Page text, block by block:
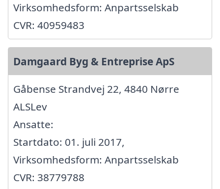
Virksomhedsform: Anpartsselskab
CVR: 40959483
Damgaard Byg & Entreprise ApS
Gåbense Strandvej 22, 4840 Nørre
ALSLev
Ansatte:
Startdato: 01. juli 2017,
Virksomhedsform: Anpartsselskab
CVR: 38779788